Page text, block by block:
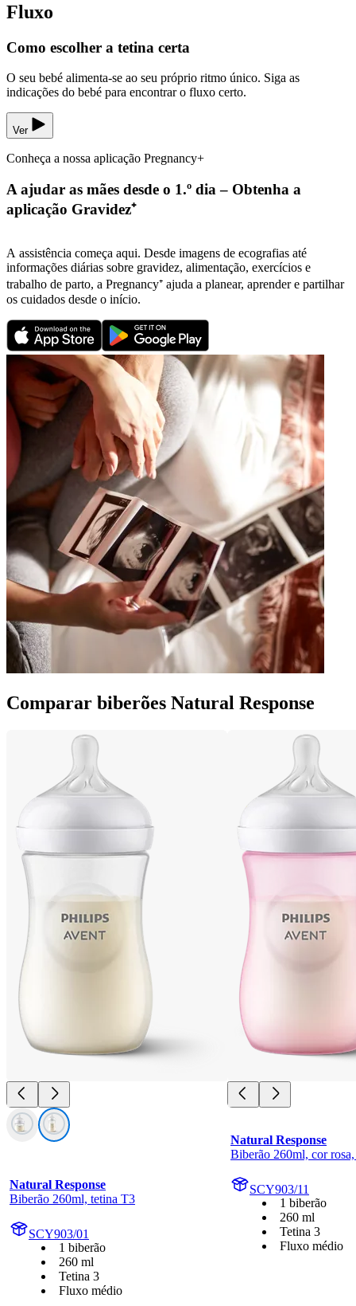
Fluxo
Como escolher a tetina certa
O seu bebé alimenta-se ao seu próprio ritmo único. Siga as
indicações do bebé para encontrar o fluxo certo.
Ver
Conheça a nossa aplicação Pregnancy+
A ajudar as mães desde o 1.º dia – Obtenha a
aplicação Gravidez⁺
A assistência começa aqui. Desde imagens de ecografias até
informações diárias sobre gravidez, alimentação, exercícios e
trabalho de parto, a Pregnancy⁺ ajuda a planear, aprender e partilhar
os cuidados desde o início.
Comparar biberões Natural Response
Natural Response
Biberão 260ml, tetina T3
SCY903/01
1 biberão
260 ml
Tetina 3
Fluxo médio
Natural Response
Biberão 260ml, cor
SCY903/11
1 biberão
260 ml
Tetina 3
Fluxo médio